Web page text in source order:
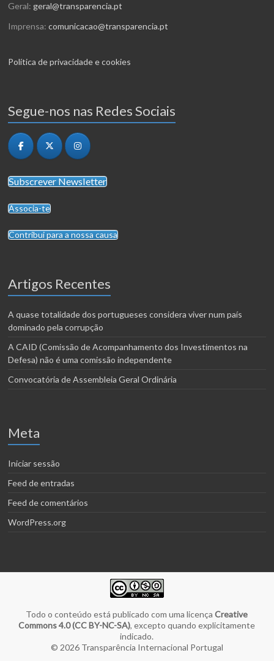
Geral: geral@transparencia.pt
Imprensa:comunicacao@transparencia.pt
Política de privacidade e cookies
Segue-nos nas Redes Sociais
Subscrever Newsletter
Associa-te
Contribui para a nossa causa
Artigos Recentes
A quase totalidade dos portugueses considera viver num país
dominado pela corrupção
A CAID (Comissão de Acompanhamento dos Investimentos na
Defesa) não é uma comissão independente
Convocatória de Assembleia Geral Ordinária
Meta
Iniciar sessão
Feed de entradas
Feed de comentários
WordPress.org
Todo o conteúdo está publicado com uma licençaCreative
Commons 4.0 (CC BY-NC-SA), excepto quando explicitamente
indicado.
© 2026 Transparência Internacional Portugal